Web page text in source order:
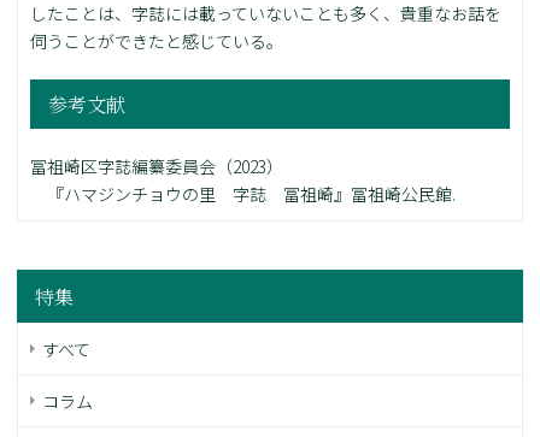
したことは、字誌には載っていないことも多く、貴重なお話を
伺うことができたと感じている。
参考文献
冨祖崎区字誌編纂委員会（2023）
『ハマジンチョウの里 字誌 冨祖崎』冨祖崎公民館.
特集
すべて
コラム